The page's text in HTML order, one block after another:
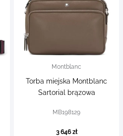
Montblanc
Torba miejska Montblanc
Sartorial brązowa
MB198129
3 646 zł